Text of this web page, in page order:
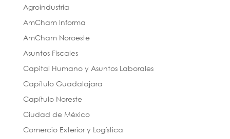
Agroindustria
AmCham Informa
AmCham Noroeste
Asuntos Fiscales
Capital Humano y Asuntos Laborales
Capítulo Guadalajara
Capítulo Noreste
Ciudad de México
Comercio Exterior y Logística